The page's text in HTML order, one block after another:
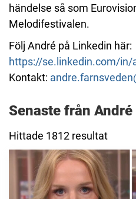
händelse så som
Melodifestivalen.
Följ André på Linkedin här:
https://se.linkedin.com/in/
Kontakt:
Senaste från André
Hittade 1812 resultat